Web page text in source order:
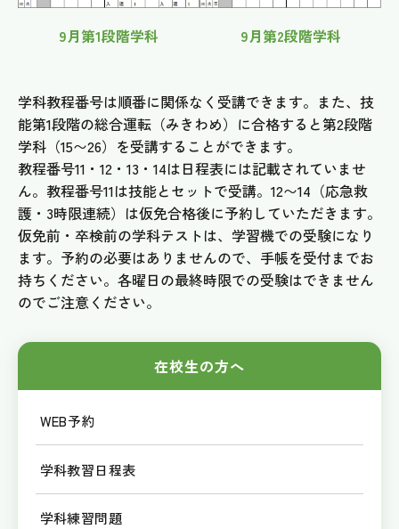
9月第1段階学科 9月第2段階学科
学科教程番号は順番に関係なく受講できます。また、技
能第1段階の総合運転（みきわめ）に合格すると第2段階
学科（15〜26）を受講することができます。
教程番号11・12・13・14は日程表には記載されていませ
ん。教程番号11は技能とセットで受講。12〜14（応急救
護・3時限連続）は仮免合格後に予約していただきます。
仮免前・卒検前の学科テストは、学習機での受験になり
ます。予約の必要はありませんので、手帳を受付までお
持ちください。各曜日の最終時限での受験はできません
のでご注意ください。
在校生の方へ
WEB予約
学科教習日程表
学科練習問題